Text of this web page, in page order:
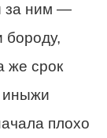
за ним —
бороду,
же срок
иныжи
плохо